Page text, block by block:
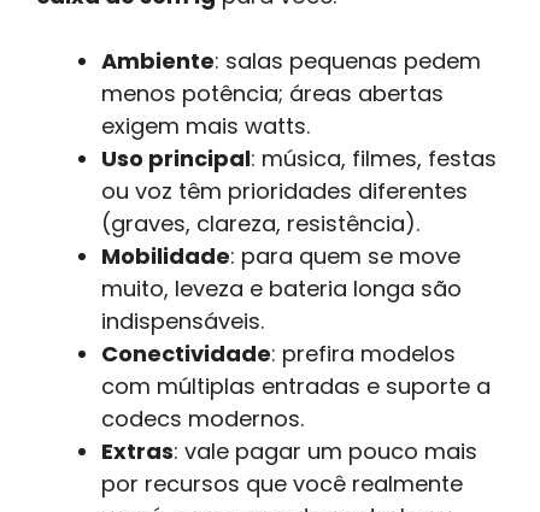
Ambiente: salas pequenas pedem
menos potência; áreas abertas
exigem mais watts.
Uso principal: música, filmes, festas
ou voz têm prioridades diferentes
(graves, clareza, resistência).
Mobilidade: para quem se move
muito, leveza e bateria longa são
indispensáveis.
Conectividade: prefira modelos
com múltiplas entradas e suporte a
codecs modernos.
Extras: vale pagar um pouco mais
por recursos que você realmente